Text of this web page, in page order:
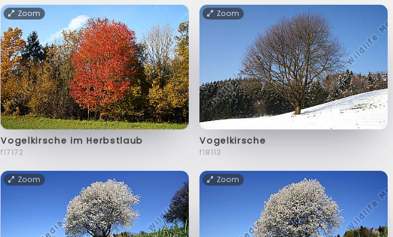
Zoom
Vogelkirsche im Herbstlaub
f17172
Zoom
Vogelkirsche
f18113
Zoom Zoom